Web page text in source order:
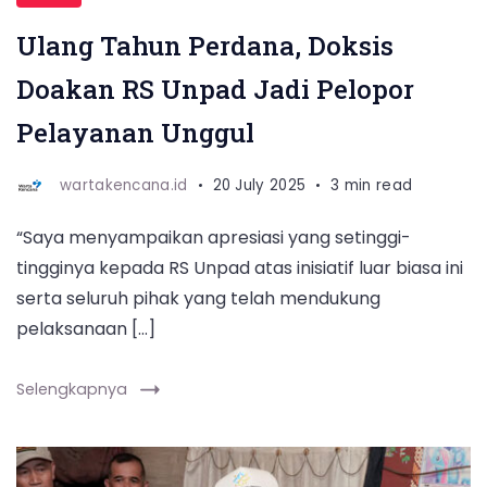
Jawa
Barat
pada
peringatan
ulang
perdana
Unpad,
(20/7/2025)
Ulang Tahun Perdana, Doksis
Doakan RS Unpad Jadi Pelopor
Pelayanan Unggul
wartakencana.id 20 July 2025 3 min read
“Saya menyampaikan apresiasi yang setinggi-
tingginya kepada RS Unpad atas inisiatif luar biasa ini
serta seluruh pihak yang telah mendukung
pelaksanaan […]
Selengkapnya
Mendukbangga